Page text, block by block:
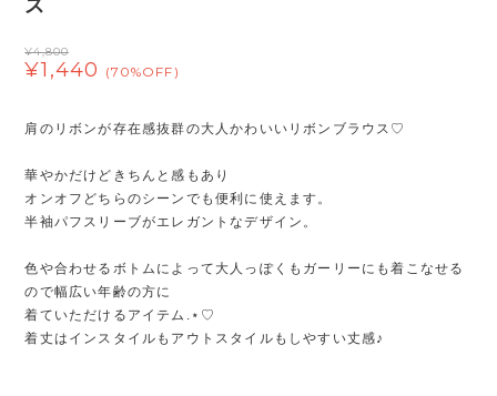
ス
¥4,800
¥1,440 (70%OFF)
肩のリボンが存在感抜群の大人かわいいリボンブラウス♡
華やかだけどきちんと感もあり
オンオフどちらのシーンでも便利に使えます。
半袖パフスリーブがエレガントなデザイン。
色や合わせるボトムによって大人っぽくもガーリーにも着こなせる
ので幅広い年齢の方に
着ていただけるアイテム.⋆♡
着丈はインスタイルもアウトスタイルもしやすい丈感♪